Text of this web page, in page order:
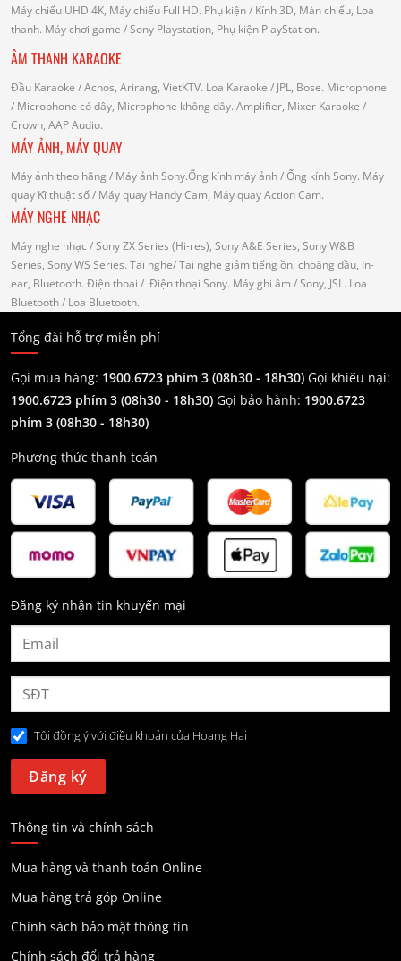
Máy chiếu UHD 4K, Máy chiếu Full HD. Phụ kiện/ Kính 3D, Màn chiếu, Loa
thanh. Máy chơi game / Sony Playstation, Phụ kiện PlayStation.
ÂM THANH KARAOKE
Đầu Karaoke / Acnos, Arirang, VietKTV. Loa Karaoke / JPL, Bose. Microphone
/ Microphone có dây, Microphone không dây. Amplifier, Mixer Karaoke /
Crown, AAP Audio.
MÁY ẢNH, MÁY QUAY
Máy ảnh theo hãng / Máy ảnh Sony.Ống kính máy ảnh / Ống kính Sony. Máy
quay Kĩ thuật số/ Máy quay Handy Cam, Máy quay Action Cam.
MÁY NGHE NHẠC
Máy nghe nhạc / Sony ZX Series (Hi-res), Sony A&E Series, Sony W&B
Series, Sony WS Series. Tai nghe/ Tai nghe giảm tiếng ồn, choàng đầu, In-
ear, Bluetooth. Điện thoại / Điện thoại Sony. Máy ghi âm / Sony, JSL. Loa
Bluetooth/ Loa Bluetooth.
Tổng đài hỗ trợ miễn phí
Gọi mua hàng: 1900.6723 phím 3 (08h30 - 18h30) Gọi khiếu nại:
1900.6723 phím 3 (08h30 - 18h30) Gọi bảo hành: 1900.6723
phím 3 (08h30 - 18h30)
Phương thức thanh toán
Đăng ký nhận tin khuyến mại
Tôi đồng ý với điều khoản của Hoang Hai
Thông tin và chính sách
Mua hàng và thanh toán Online
Mua hàng trả góp Online
Chính sách bảo mật thông tin
Chính sách đổi trả hàng